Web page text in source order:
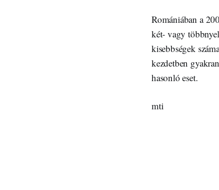
Romániában a
két- vagy
kisebbségek
kezdetben
hasonló eset.
mti